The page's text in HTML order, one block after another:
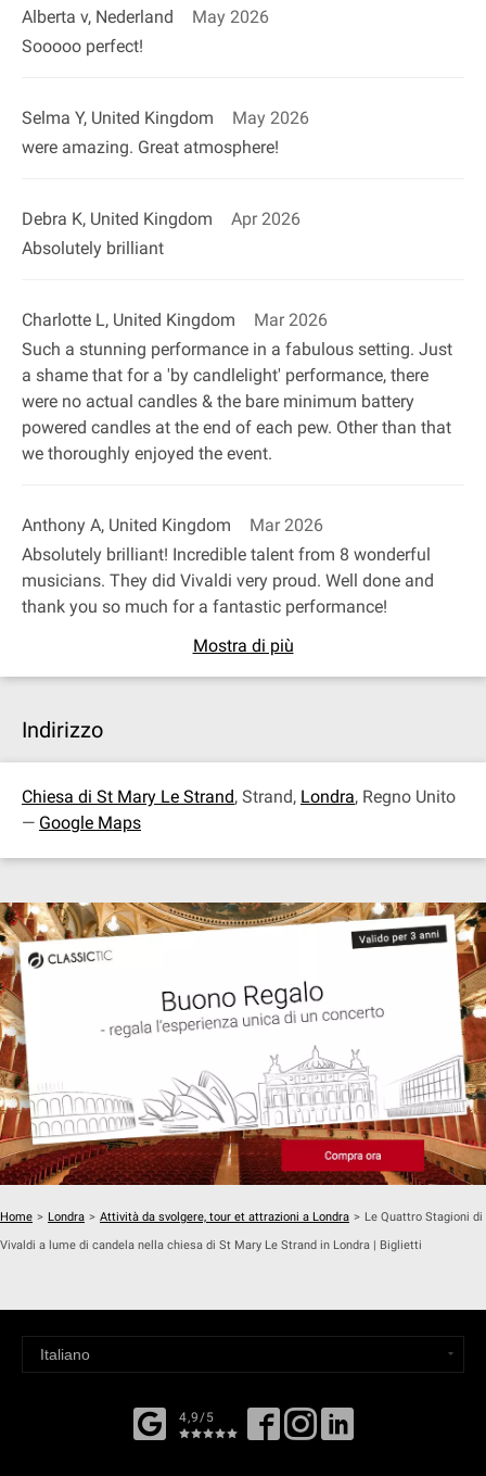
Alberta v, Nederland
May 2026
Sooooo perfect!
Selma Y, United Kingdom
May 2026
were amazing. Great atmosphere!
Debra K, United Kingdom
Apr 2026
Absolutely brilliant
Charlotte L, United Kingdom
Mar 2026
Such a stunning performance in a fabulous setting. Just
a shame that for a 'by candlelight' performance, there
were no actual candles & the bare minimum battery
powered candles at the end of each pew. Other than that
we thoroughly enjoyed the event.
Anthony A, United Kingdom
Mar 2026
Absolutely brilliant! Incredible talent from 8 wonderful
musicians. They did Vivaldi very proud. Well done and
thank you so much for a fantastic performance!
Mostra di più
Indirizzo
Chiesa di St Mary Le Strand, Strand, Londra, Regno Unito
— Google Maps
Home > Londra > Attività da svolgere, tour et attrazioni a Londra > Le Quattro Stagioni di
Vivaldi a lume di candela nella chiesa di St Mary Le Strand in Londra | Biglietti
4,9/5